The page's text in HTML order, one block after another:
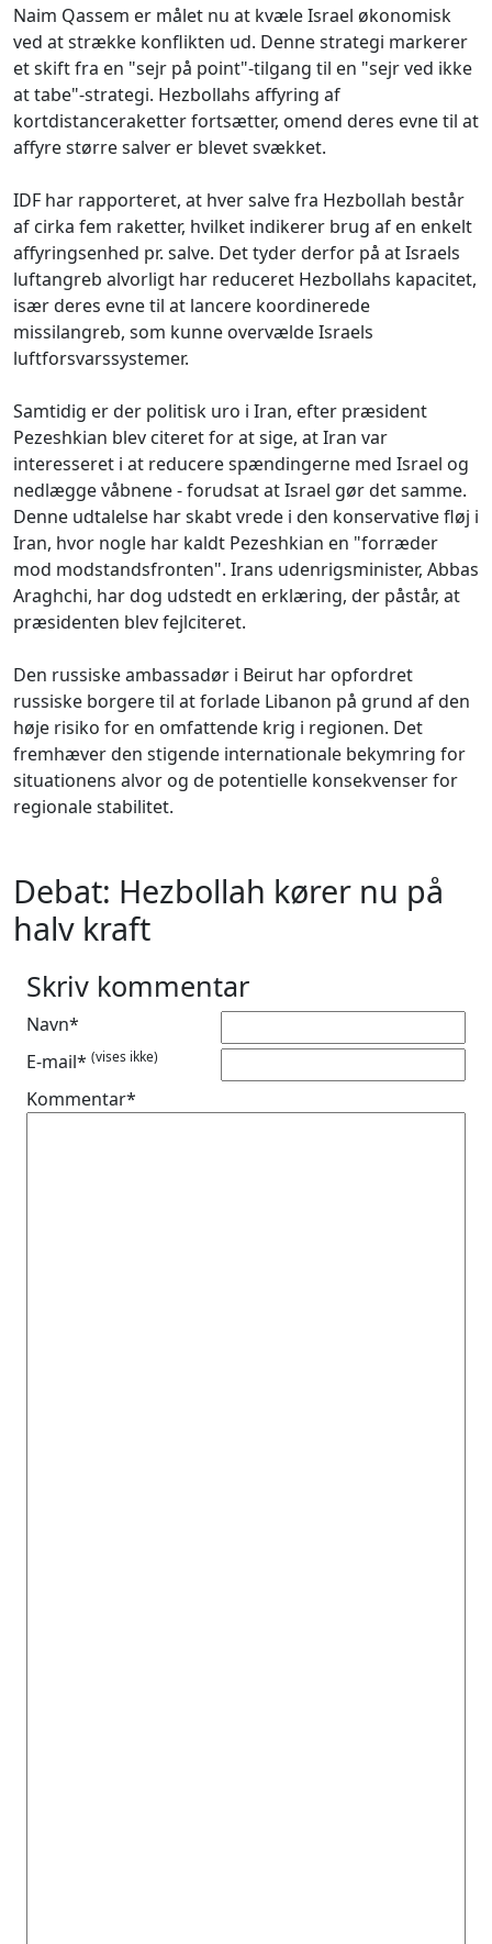
Naim Qassem er målet nu at kvæle Israel økonomisk
ved at strække konflikten ud. Denne strategi markerer
et skift fra en "sejr på point"-tilgang til en "sejr ved ikke
at tabe"-strategi. Hezbollahs affyring af
kortdistanceraketter fortsætter, omend deres evne til at
affyre større salver er blevet svækket.
IDF har rapporteret, at hver salve fra Hezbollah består
af cirka fem raketter, hvilket indikerer brug af en enkelt
affyringsenhed pr. salve. Det tyder derfor på at Israels
luftangreb alvorligt har reduceret Hezbollahs kapacitet,
især deres evne til at lancere koordinerede
missilangreb, som kunne overvælde Israels
luftforsvarssystemer.
Samtidig er der politisk uro i Iran, efter præsident
Pezeshkian blev citeret for at sige, at Iran var
interesseret i at reducere spændingerne med Israel og
nedlægge våbnene - forudsat at Israel gør det samme.
Denne udtalelse har skabt vrede i den konservative fløj i
Iran, hvor nogle har kaldt Pezeshkian en "forræder
mod modstandsfronten". Irans udenrigsminister, Abbas
Araghchi, har dog udstedt en erklæring, der påstår, at
præsidenten blev fejlciteret.
Den russiske ambassadør i Beirut har opfordret
russiske borgere til at forlade Libanon på grund af den
høje risiko for en omfattende krig i regionen. Det
fremhæver den stigende internationale bekymring for
situationens alvor og de potentielle konsekvenser for
regionale stabilitet.
Debat: Hezbollah kører nu på
halv kraft
Skriv kommentar
Navn*
E-mail* (vises ikke)
Kommentar*